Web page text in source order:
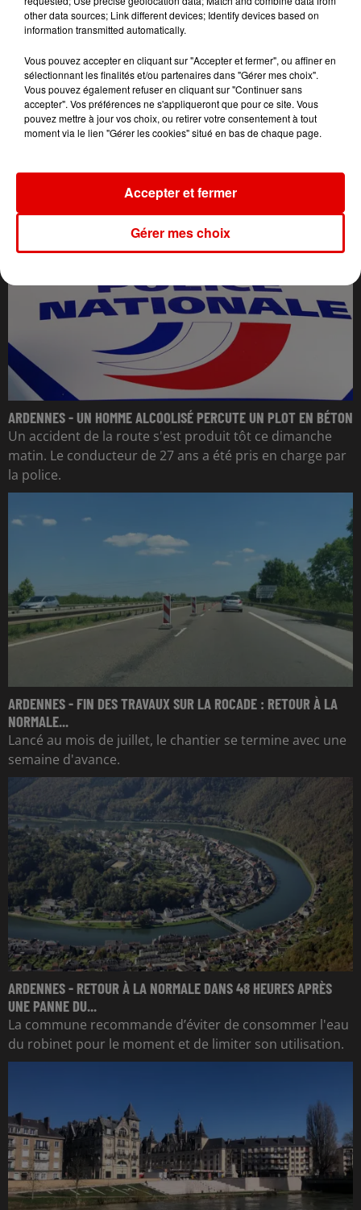
L'ACTU DES ARDENNES
ARDENNES - UN HOMME ALCOOLISÉ PERCUTE UN PLOT EN BÉTON
Un accident de la route s'est produit tôt ce dimanche
matin. Le conducteur de 27 ans a été pris en charge par
la police.
ARDENNES - FIN DES TRAVAUX SUR LA ROCADE : RETOUR À LA
NORMALE...
Lancé au mois de juillet, le chantier se termine avec une
semaine d'avance.
ARDENNES - RETOUR À LA NORMALE DANS 48 HEURES APRÈS
UNE PANNE DU...
La commune recommande d’éviter de consommer l'eau
du robinet pour le moment et de limiter son utilisation.
other data sources; Link different devices; Identify devices based on
information transmitted automatically.
Vous pouvez accepter en cliquant sur "Accepter et fermer", ou affiner en
sélectionnant les finalités et/ou partenaires dans "Gérer mes choix".
Vous pouvez également refuser en cliquant sur "Continuer sans
accepter". Vos préférences ne s'appliqueront que pour ce site. Vous
pouvez mettre à jour vos choix, ou retirer votre consentement à tout
moment via le lien "Gérer les cookies" situé en bas de chaque page.
Gérer mes choix
Accepter et fermer